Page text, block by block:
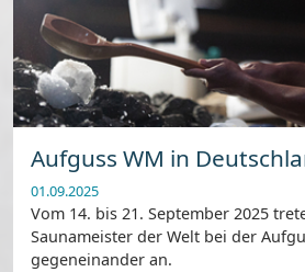
Aufguss WM in
01.09.2025
Vom 14. bis 21. September 2025
Saunameister der Welt bei der
gegeneinander an.